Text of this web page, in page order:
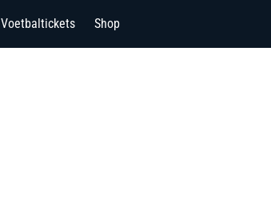
Voetbaltickets Shop